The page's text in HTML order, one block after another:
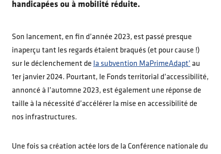
handicapées ou à mobilité réduite.
Son lancement, en fin d’année 2023, est passé presque
inaperçu tant les regards étaient braqués (et pour cause !)
sur le déclenchement de la subvention MaPrimeAdapt’ au
1er janvier 2024. Pourtant, le Fonds territorial d’accessibilité,
annoncé à l’automne 2023, est également une réponse de
taille à la nécessité d’accélérer la mise en accessibilité de
nos infrastructures.
Une fois sa création actée lors de la Conférence nationale du